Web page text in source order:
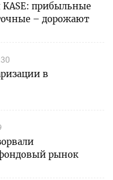
прибыльные
– дорожают
в
рынок